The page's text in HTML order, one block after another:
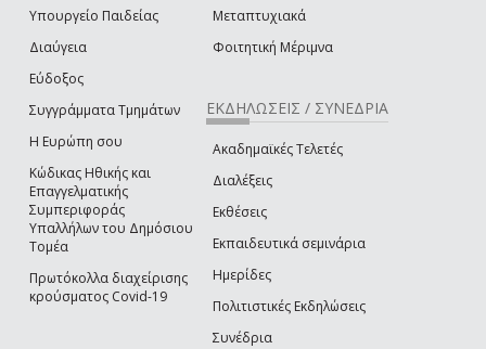
Υπουργείο Παιδείας
Διαύγεια
Εύδοξος
Συγγράμματα Τμημάτων
Η Ευρώπη σου
Κώδικας Ηθικής και
Επαγγελματικής
Συμπεριφοράς
Υπαλλήλων του Δημόσιου
Τομέα
Πρωτόκολλα διαχείρισης
κρούσματος Covid-19
Μεταπτυχιακά
Φοιτητική Μέριμνα
ΕΚΔΗΛΩΣΕΙΣ / ΣΥΝΕΔΡΙΑ
Ακαδημαϊκές Τελετές
Διαλέξεις
Εκθέσεις
Εκπαιδευτικά σεμινάρια
Ημερίδες
Πολιτιστικές Εκδηλώσεις
Συνέδρια